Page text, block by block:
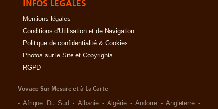
INFOS LÉGALES
Mentions légales
Conditions d'Utilisation et de Navigation
Politique de confidentialité & Cookies
Photos sur le Site et Copyrights
RGPD
Voyage Sur Mesure et à La Carte
-Afrique Du Sud - Albanie -Algérie -Andorre - Angleterre -